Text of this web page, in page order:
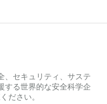
セキュリティ、サステ
する世界的な安全科学企
ださい。